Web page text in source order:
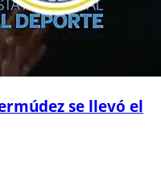
se llevó el